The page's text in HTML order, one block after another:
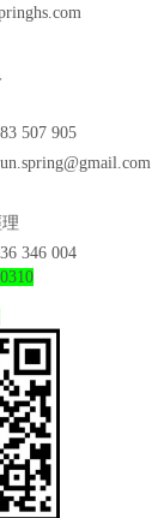
507 905
346 004